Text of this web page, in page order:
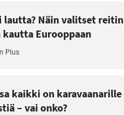
lautta? Näin valitset reitin
kautta Eurooppaan
Plus
kaikki on karavaanarille
– vai onko?